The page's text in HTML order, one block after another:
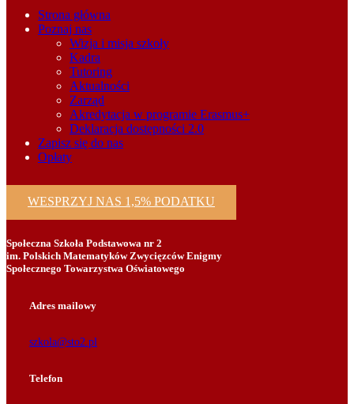
Strona główna
Poznaj nas
Wizja i misja szkoły
Kadra
Tutoring
Aktualności
Zarząd
Akredytacja w programie Erasmus+
Deklaracja dostępności 2.0
Zapisz się do nas
Opłaty
WESPRZYJ NAS 1,5% PODATKU
Społeczna Szkoła Podstawowa nr 2
im. Polskich Matematyków Zwycięzców Enigmy
Społecznego Towarzystwa Oświatowego
Adres mailowy
szkola@sto2.pl
Telefon